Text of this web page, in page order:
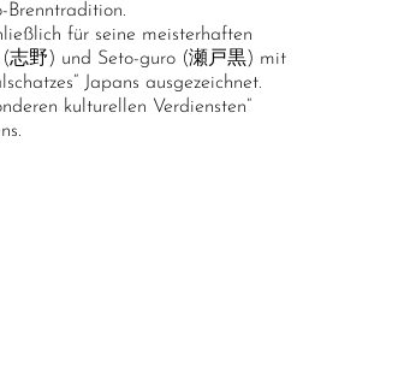
Brenntradition.
für seine meisterhaften
志野) und Seto-guro (瀬戸黒) mit
Japans ausgezeichnet.
kulturellen Verdiensten“